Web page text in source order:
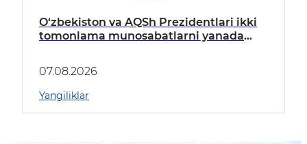
O‘zbekiston va AQSh Prezidentlari ikki
tomonlama munosabatlarni yanada
07.08.2026
Yangiliklar